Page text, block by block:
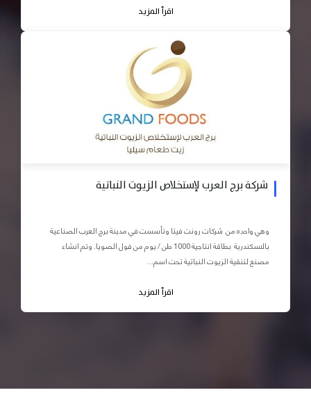
اقرأ المزيد
شركة برج العرب لإستخلاص الزيوت النباتية
وهي واحده من شركات رونت فيتا وتأسست في مدينة برج العرب الصناعية
بالاسكندرية بطاقة انتاجية 1000 طن / يوم من فول الصويا. وتم انشاء
مصنع لتنقية الزيوت النباتية تحت اسم...
اقرأ المزيد